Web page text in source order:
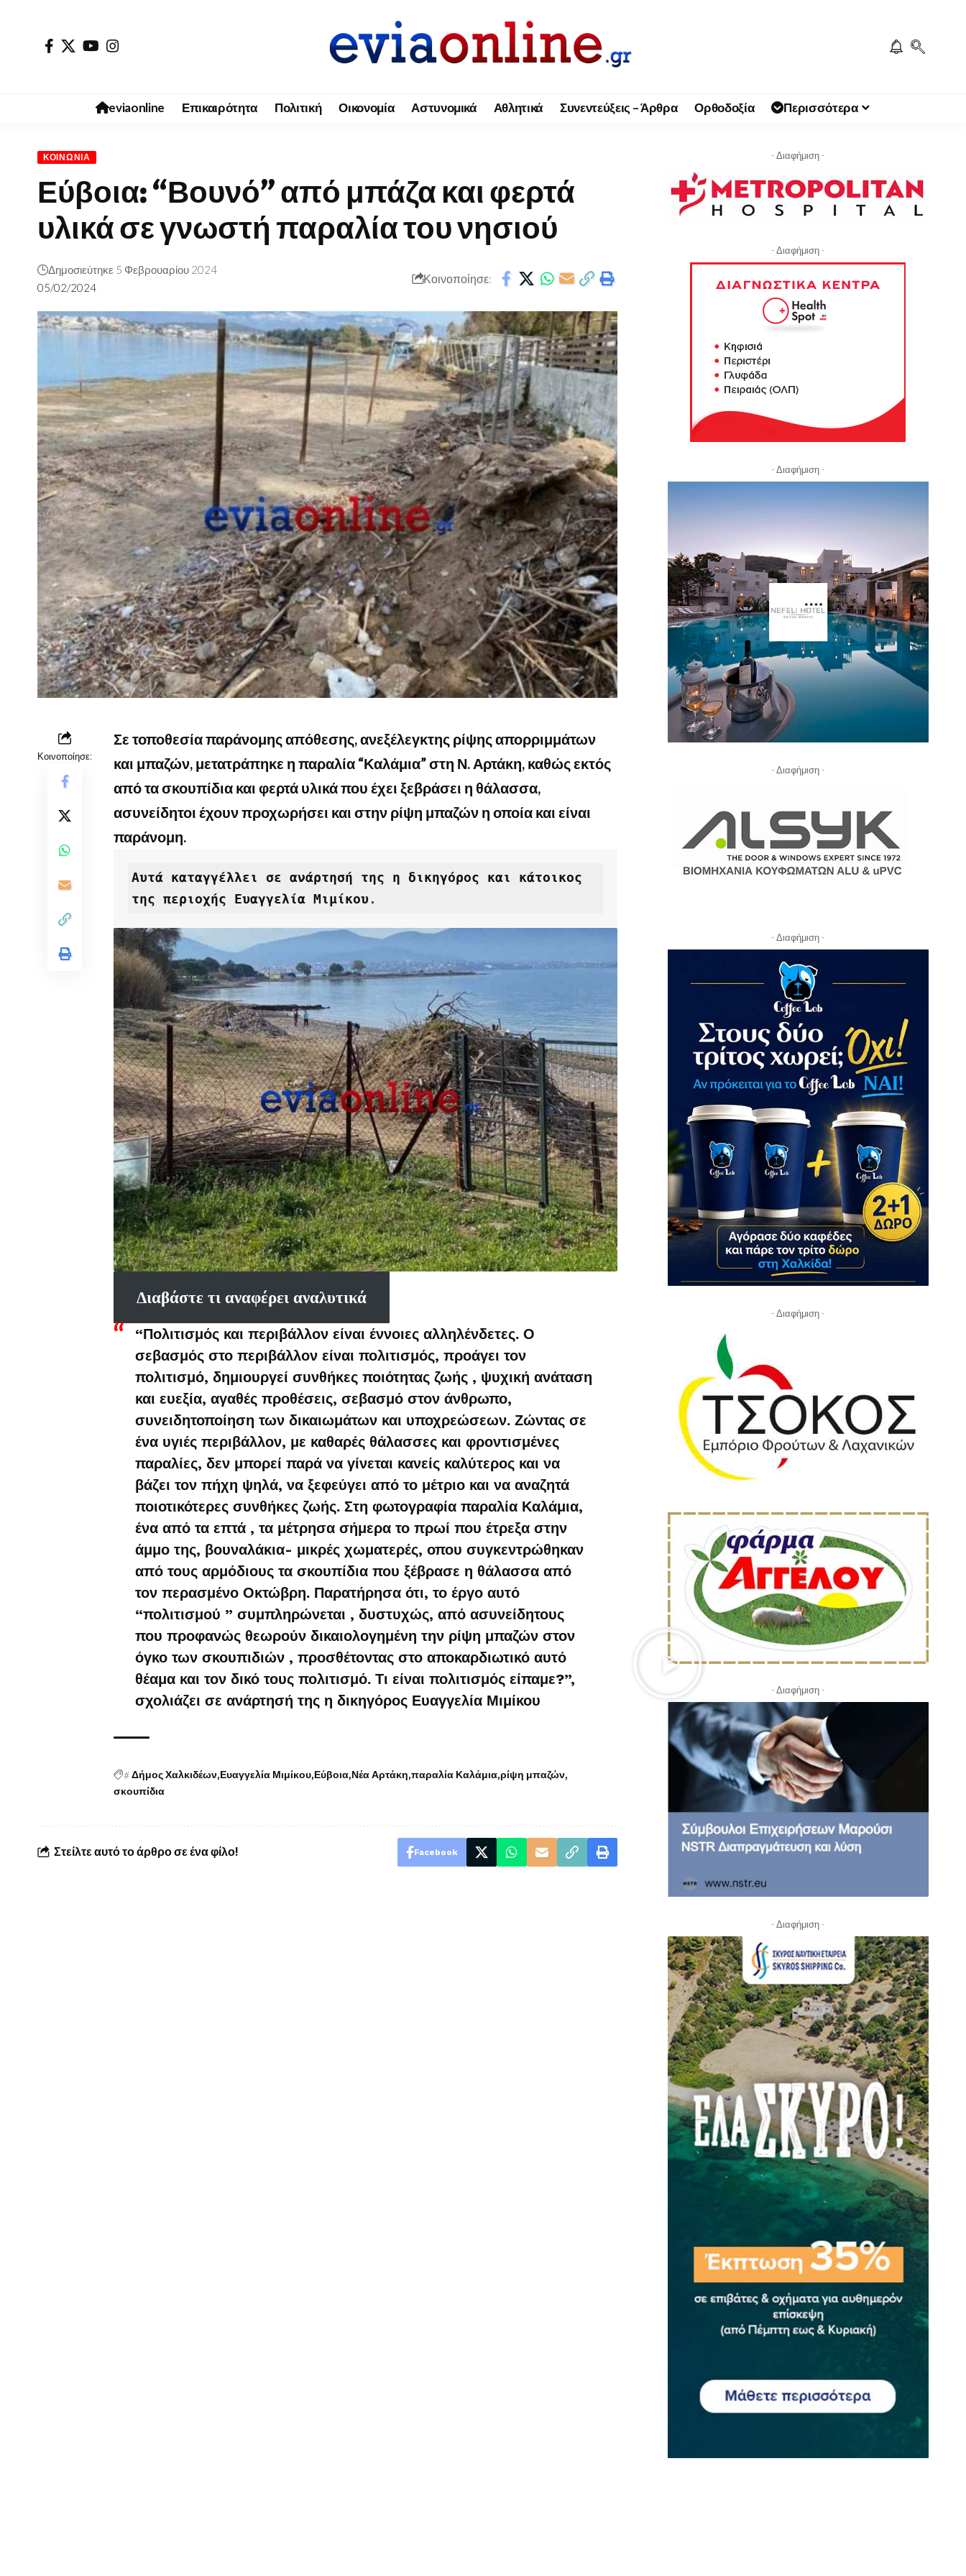
eviaonline Επικαιρότητα Πολιτική Οικονομία Αστυνομικά Αθλητικά Συνεντεύξεις – Άρθρα Ορθοδοξία Περισσότερα
ΚΟΙΝΩΝΊΑ
Εύβοια: “Βουνό” από μπάζα και φερτά
υλικά σε γνωστή παραλία του νησιού
05/02/2024
Δημοσιεύτηκε 5 Φεβρουαρίου 2024
Κοινοποίησε:
Κοινοποίησε:
Σε τοποθεσία παράνομης απόθεσης, ανεξέλεγκτης ρίψης απορριμμάτων
και μπαζών, μετατράπηκε η παραλία “Καλάμια” στη Ν. Αρτάκη, καθώς εκτός
από τα σκουπίδια και φερτά υλικά που έχει ξεβράσει η θάλασσα,
ασυνείδητοι έχουν προχωρήσει και στην ρίψη μπαζών η οποία και είναι
παράνομη.
Αυτά καταγγέλλει σε ανάρτησή της η δικηγόρος και κάτοικος
της περιοχής Ευαγγελία Μιμίκου.
Διαβάστε τι αναφέρει αναλυτικά
“Πολιτισμός και περιβάλλον είναι έννοιες αλληλένδετες. Ο
σεβασμός στο περιβάλλον είναι πολιτισμός, προάγει τον
πολιτισμό, δημιουργεί συνθήκες ποιότητας ζωής , ψυχική ανάταση
και ευεξία, αγαθές προθέσεις, σεβασμό στον άνθρωπο,
συνειδητοποίηση των δικαιωμάτων και υποχρεώσεων. Ζώντας σε
ένα υγιές περιβάλλον, με καθαρές θάλασσες και φροντισμένες
παραλίες, δεν μπορεί παρά να γίνεται κανείς καλύτερος και να
βάζει τον πήχη ψηλά, να ξεφεύγει από το μέτριο και να αναζητά
ποιοτικότερες συνθήκες ζωής. Στη φωτογραφία παραλία Καλάμια,
ένα από τα επτά , τα μέτρησα σήμερα το πρωί που έτρεξα στην
άμμο της, βουναλάκια- μικρές χωματερές, οπου συγκεντρώθηκαν
από τους αρμόδιους τα σκουπίδια που ξέβρασε η θάλασσα από
τον περασμένο Οκτώβρη. Παρατήρησα ότι, το έργο αυτό
“πολιτισμού ” συμπληρώνεται , δυστυχώς, από ασυνείδητους
που προφανώς θεωρούν δικαιολογημένη την ρίψη μπαζών στον
όγκο των σκουπιδιών , προσθέτοντας στο αποκαρδιωτικό αυτό
θέαμα και τον δικό τους πολιτισμό. Τι είναι πολιτισμός είπαμε?”,
σχολιάζει σε ανάρτησή της η δικηγόρος Ευαγγελία Μιμίκου
#Δήμος Χαλκιδέων Ευαγγελία Μιμίκου Εύβοια Νέα Αρτάκη παραλία Καλάμια ρίψη μπαζών
σκουπίδια
Στείλτε αυτό το άρθρο σε ένα φίλο! Facebook
- Διαφήμιση -
- Διαφήμιση -
- Διαφήμιση -
- Διαφήμιση -
- Διαφήμιση -
- Διαφήμιση -
- Διαφήμιση -
- Διαφήμιση -